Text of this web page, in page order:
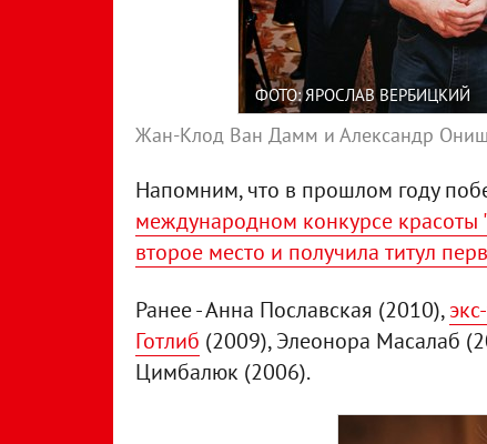
ФОТО: ЯРОСЛАВ ВЕРБИЦКИЙ
Жан-Клод Ван Дамм и Александр
Напомним, что в прошлом году
международном конкурсе
второе место и получила титул
Ранее - Анна Пославская (2010),
Готлиб (2009), Элеонора Масалаб
Цимбалюк (2006).